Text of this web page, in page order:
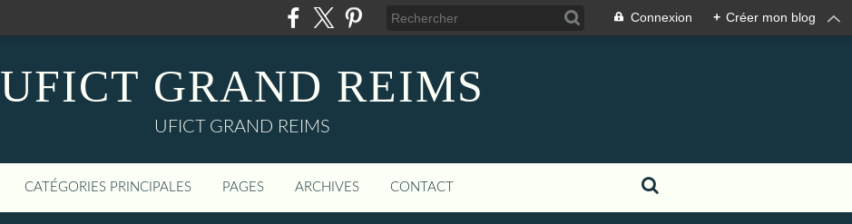
Connexion + Créer mon blog
UFICT GRAND REIMS
UFICT GRAND REIMS
CATÉGORIES PRINCIPALES PAGES ARCHIVES CONTACT